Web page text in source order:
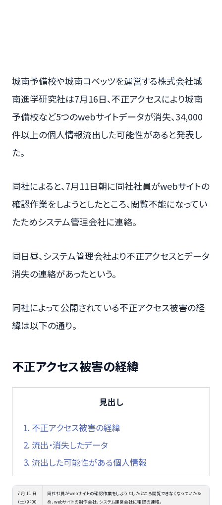
城南予備校や城南コベッツを運営する株式会社城
南進学研究社は7月16日、不正アクセスにより城南
予備校など5つのwebサイトデータが消失、34,000
件以上の個人情報流出した可能性があると発表し
た。
同社によると、7月11日朝に同社社員がwebサイトの
確認作業をしようとしたところ、閲覧不能になってい
たためシステム管理会社に連絡。
同日昼、システム管理会社より不正アクセスとデータ
消失の連絡があったという。
同社によって公開されている不正アクセス被害の経
緯は以下の通り。
不正アクセス被害の経緯
見出し
1. 不正アクセス被害の経緯
2. 流出・消失したデータ
3. 流出した可能性がある個人情報
7 月 11 日
（土）9：00
同社社員がwebサイトの確認作業をしようとしたところ閲覧できなくなっていたた
め、webサイトの制作会社、システム運営会社に確認の連絡。